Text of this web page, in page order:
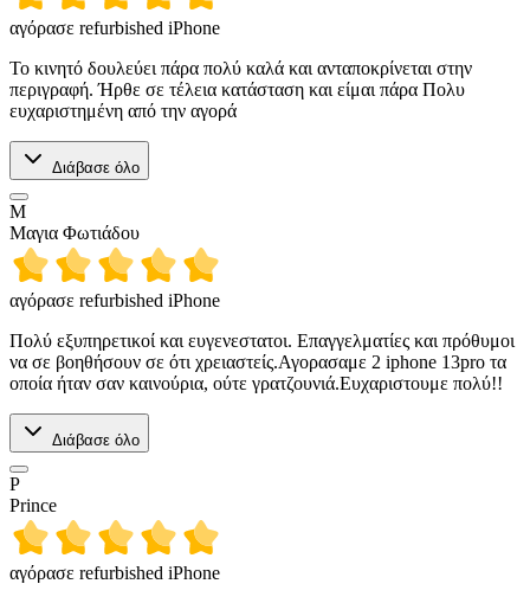
αγόρασε refurbished iPhone
Το κινητό δουλεύει πάρα πολύ καλά και ανταποκρίνεται στην
περιγραφή. Ήρθε σε τέλεια κατάσταση και είμαι πάρα Πολυ
ευχαριστημένη από την αγορά
Διάβασε όλο
Μ
Μαγια Φωτιάδου
αγόρασε refurbished iPhone
Πολύ εξυπηρετικοί και ευγενεστατοι. Επαγγελματίες και πρόθυμοι
να σε βοηθήσουν σε ότι χρειαστείς.Αγορασαμε 2 iphone 13pro τα
οποία ήταν σαν καινούρια, ούτε γρατζουνιά.Ευχαριστουμε πολύ!!
Διάβασε όλο
P
Prince
αγόρασε refurbished iPhone